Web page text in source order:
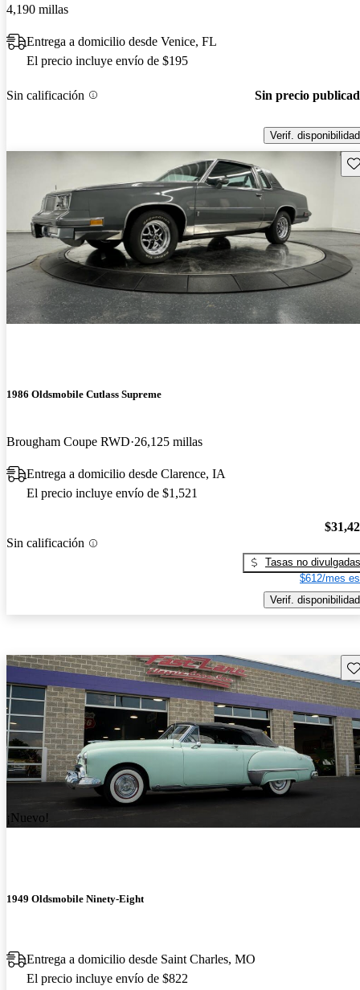
4,190 millas
Entrega a domicilio desde Venice, FL
El precio incluye envío de $195
Sin calificación Sin precio
Verif. disponibilidad
1986 Oldsmobile Cutlass Supreme
Brougham Coupe RWD 26,125 millas
Entrega a domicilio desde Clarence, IA
El precio incluye envío de $1,521
Sin calificación
Tasas no divulgadas
$612/mes
Verif. disponibilidad
¡Nuevo!
1949 Oldsmobile Ninety-Eight
Entrega a domicilio desde Saint Charles, MO
El precio incluye envío de $822